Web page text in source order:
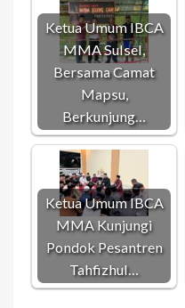
Ketua Umum IBCA
MMA Sulsel,
Bersama Camat
Mapsu,
Berkunjung…
Ketua Umum IBCA
MMA Kunjungi
Pondok Pesantren
Tahfizhul…